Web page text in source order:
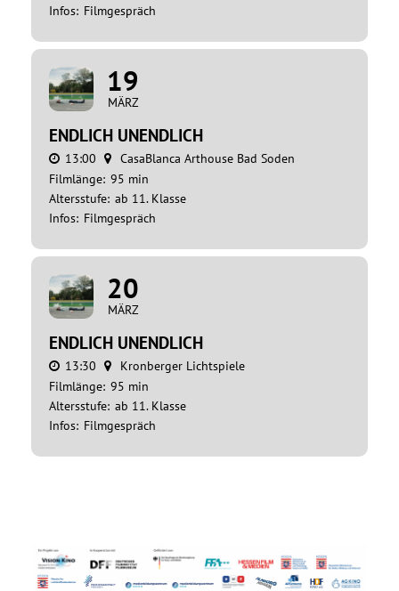
Infos: Filmgespräch
19
MÄRZ
ENDLICH UNENDLICH
13:00
CasaBlanca Arthouse Bad Soden
Filmlänge: 95 min
Altersstufe: ab 11. Klasse
Infos: Filmgespräch
20
MÄRZ
ENDLICH UNENDLICH
13:30
Kronberger Lichtspiele
Filmlänge: 95 min
Altersstufe: ab 11. Klasse
Infos: Filmgespräch